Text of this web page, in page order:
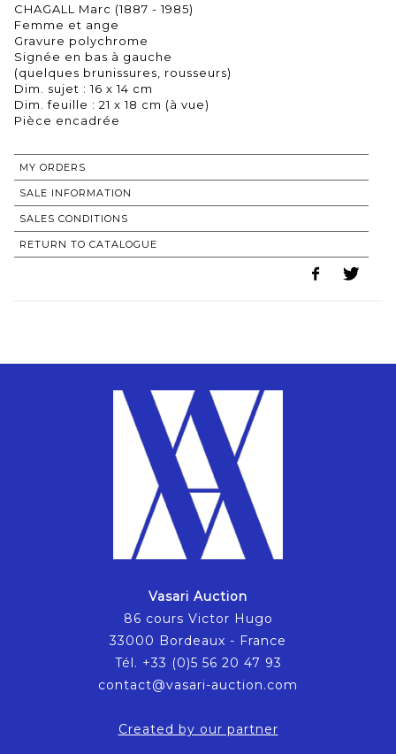
CHAGALL Marc (1887 - 1985)
Femme et ange
Gravure polychrome
Signée en bas à gauche
(quelques brunissures, rousseurs)
Dim. sujet : 16 x 14 cm
Dim. feuille : 21 x 18 cm (à vue)
Pièce encadrée
MY ORDERS
SALE INFORMATION
SALES CONDITIONS
RETURN TO CATALOGUE
Vasari Auction
86 cours Victor Hugo
33000 Bordeaux - France
Tél. +33 (0)5 56 20 47 93
contact@vasari-auction.com
Created by our partner